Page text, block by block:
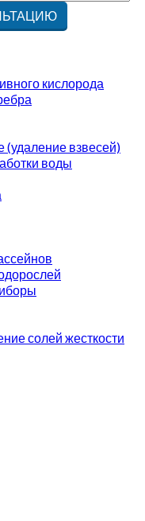
кислорода
(удаление взвесей)
воды
солей жесткости